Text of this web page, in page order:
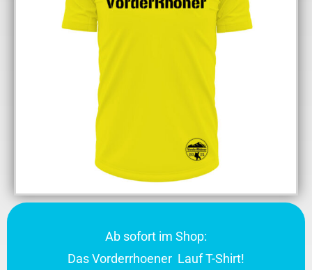
Ab sofort im Shop:
Das Vorderrhoener Lauf T-Shirt!